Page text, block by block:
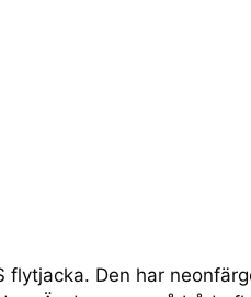
flytjacka. Den har